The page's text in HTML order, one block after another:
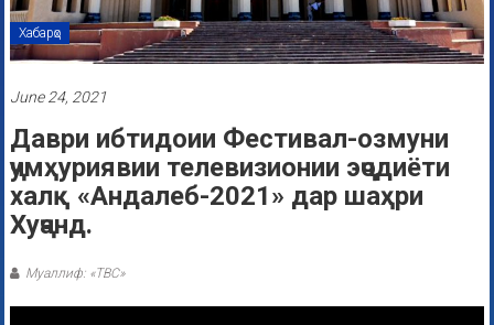
Хабарҳо
June 24, 2021
Даври ибтидоии Фестивал-озмуни
ҷумҳуриявии телевизионии эҷодиёти
халқ «Андалеб-2021» дар шаҳри
Хуҷанд.
Муаллиф: «ТВС»